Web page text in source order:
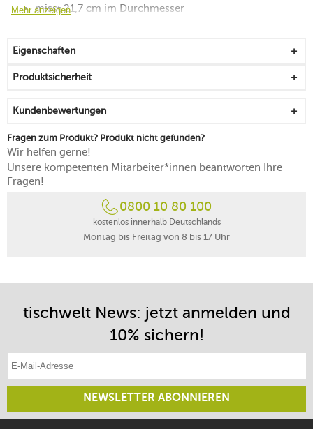
misst 21,7 cm im Durchmesser
in verschiedenen Ausführungen erhältlich
ideal in Kombination mit weiteren Artikeln der Serie
Mehr anzeigen
Eigenschaften
Produktsicherheit
Kundenbewertungen
Fragen zum Produkt? Produkt nicht gefunden?
Wir helfen gerne!
Unsere kompetenten Mitarbeiter*innen beantworten Ihre
Fragen!
0800 10 80 100
kostenlos innerhalb Deutschlands
Montag bis Freitag von 8 bis 17 Uhr
tischwelt News: jetzt anmelden und
10% sichern!
NEWSLETTER ABONNIEREN